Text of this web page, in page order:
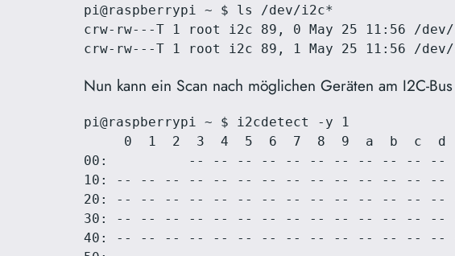
pi@raspberrypi ~ $ ls /dev/i2c*
crw-rw---T 1 root i2c 89, 0 May 25 11:56 /
crw-rw---T 1 root i2c 89, 1 May 25 11:56 /
Nun kann ein Scan nach möglichen Geräten am I2C-
pi@raspberrypi ~ $ i2cdetect -y 1
0  1  2  3  4  5  6  7  8  9  a  b  c  d
00:          -- -- -- -- -- -- -- -- -- -- --
10: -- -- -- -- -- -- -- -- -- -- -- -- -- --
20: -- -- -- -- -- -- -- -- -- -- -- -- -- --
30: -- -- -- -- -- -- -- -- -- -- -- -- -- --
40: -- -- -- -- -- -- -- -- -- -- -- -- -- --